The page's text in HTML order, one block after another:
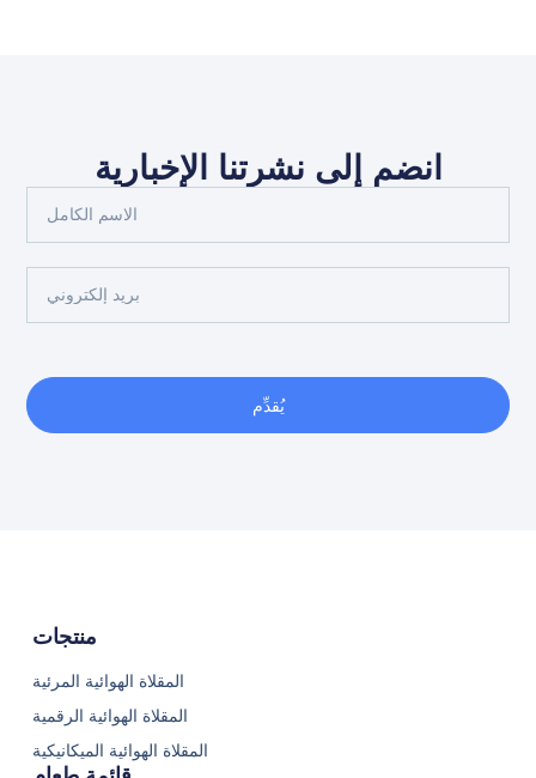
انضم إلى نشرتنا الإخبارية
يُقدِّم
منتجات
المقلاة الهوائية المرئية
المقلاة الهوائية الرقمية
المقلاة الهوائية الميكانيكية